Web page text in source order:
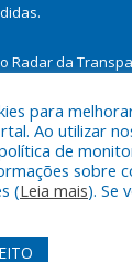
Radar da
reservados a
Cachoeira do
Área
para
Ao utilizar
de
sobre
(Leia mais). Se